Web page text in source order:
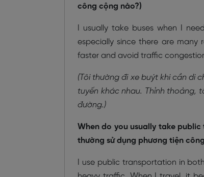
công cộng nào?)
I usually take buses when I
especially since there are many
faster and avoid traffic
(Tôi thường đi xe buýt khi cần di
tuyến khác nhau. Thỉnh thoảng,
đường.)
When do you usually take
thường sử dụng phương tiện
I use public transportation in